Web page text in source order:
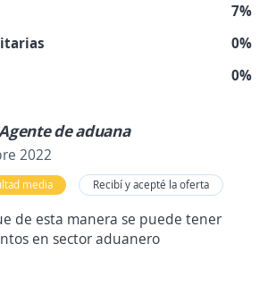
7%
0%
0%
de aduana
2022
media Recibí y acepté la oferta
de esta manera se puede tener
en sector aduanero